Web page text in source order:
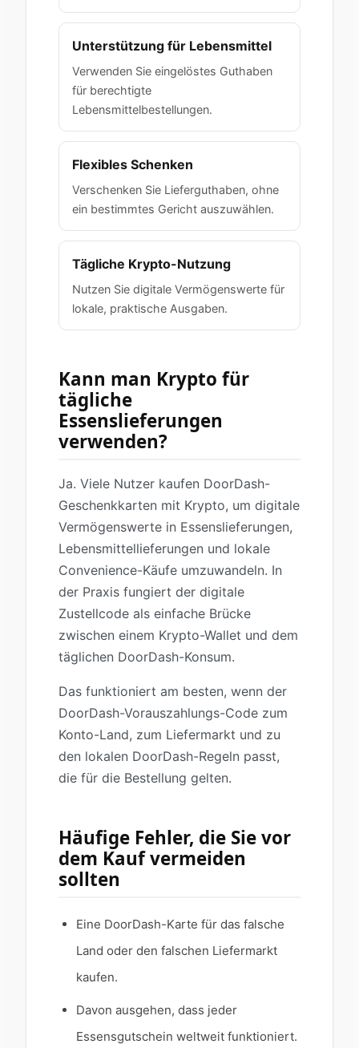
Unterstützung für Lebensmittel
Verwenden Sie eingelöstes Guthaben
für berechtigte
Lebensmittelbestellungen.
Flexibles Schenken
Verschenken Sie Lieferguthaben, ohne
ein bestimmtes Gericht auszuwählen.
Tägliche Krypto-Nutzung
Nutzen Sie digitale Vermögenswerte für
lokale, praktische Ausgaben.
Kann man Krypto für
tägliche
Essenslieferungen
verwenden?
Ja. Viele Nutzer kaufen DoorDash-
Geschenkkarten mit Krypto, um digitale
Vermögenswerte in Essenslieferungen,
Lebensmittellieferungen und lokale
Convenience-Käufe umzuwandeln. In
der Praxis fungiert der digitale
Zustellcode als einfache Brücke
zwischen einem Krypto-Wallet und dem
täglichen DoorDash-Konsum.
Das funktioniert am besten, wenn der
DoorDash-Vorauszahlungs-Code zum
Konto-Land, zum Liefermarkt und zu
den lokalen DoorDash-Regeln passt,
die für die Bestellung gelten.
Häufige Fehler, die Sie vor
dem Kauf vermeiden
sollten
Eine DoorDash-Karte für das falsche
Land oder den falschen Liefermarkt
kaufen.
Davon ausgehen, dass jeder
Essensgutschein weltweit funktioniert.